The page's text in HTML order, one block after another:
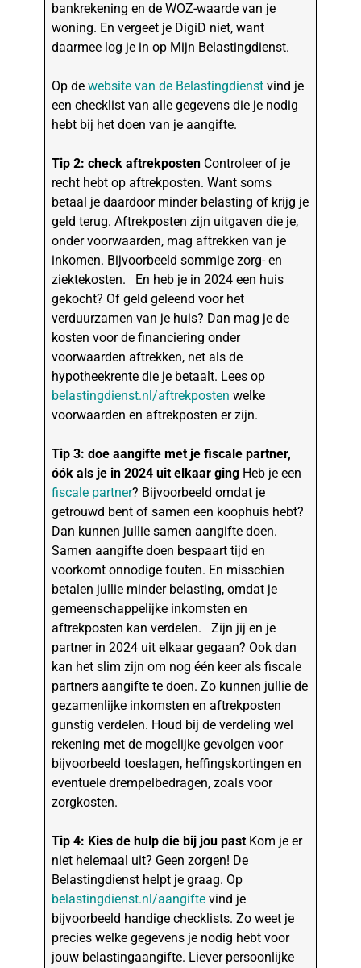
bankrekening en de WOZ-waarde van je
woning. En vergeet je DigiD niet, want
daarmee log je in op Mijn Belastingdienst.
Op dewebsite van de Belastingdienst vind je
een checklist van alle gegevens die je nodig
hebt bij het doen van je aangifte.
Tip 2: check aftrekposten Controleer of je
recht hebt op aftrekposten. Want soms
betaal je daardoor minder belasting of krijg je
geld terug. Aftrekposten zijn uitgaven die je,
onder voorwaarden, mag aftrekken van je
inkomen. Bijvoorbeeld sommige zorg- en
ziektekosten. En heb je in 2024 een huis
gekocht? Of geld geleend voor het
verduurzamen van je huis? Dan mag je de
kosten voor de financiering onder
voorwaarden aftrekken, net als de
hypotheekrente die je betaalt. Lees op
belastingdienst.nl/aftrekposten welke
voorwaarden en aftrekposten er zijn.
Tip 3: doe aangifte met je fiscale partner,
óók als je in 2024 uit elkaar ging Heb je een
fiscale partner? Bijvoorbeeld omdat je
getrouwd bent of samen een koophuis hebt?
Dan kunnen jullie samen aangifte doen.
Samen aangifte doen bespaart tijd en
voorkomt onnodige fouten. En misschien
betalen jullie minder belasting, omdat je
gemeenschappelijke inkomsten en
aftrekposten kan verdelen. Zijn jij en je
partner in 2024 uit elkaar gegaan? Ook dan
kan het slim zijn om nog één keer als fiscale
partners aangifte te doen. Zo kunnen jullie de
gezamenlijke inkomsten en aftrekposten
gunstig verdelen. Houd bij de verdeling wel
rekening met de mogelijke gevolgen voor
bijvoorbeeld toeslagen, heffingskortingen en
eventuele drempelbedragen, zoals voor
zorgkosten.
Tip 4: Kies de hulp die bij jou past Kom je er
niet helemaal uit? Geen zorgen! De
Belastingdienst helpt je graag. Op
belastingdienst.nl/aangifte vind je
bijvoorbeeld handige checklists. Zo weet je
precies welke gegevens je nodig hebt voor
jouw belastingaangifte. Liever persoonlijke